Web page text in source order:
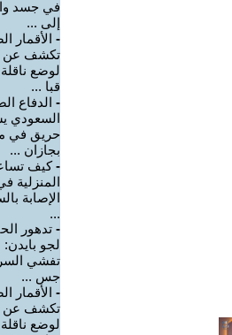
في جسد
إلى ...
- الأقمار
تكشف عن
لوضع
قبا ...
- الدفاع
السعودي
حريق في
بجازان ...
-كيف
المنزلية
الإصابة
...
- تدهور
لجو
تفشي
جس ...
- الأقمار
تكشف عن
لوضع